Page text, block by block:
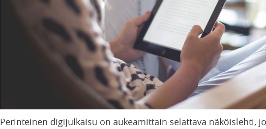
Perinteinen digijulkaisu on aukeamittain selattava näköislehti,